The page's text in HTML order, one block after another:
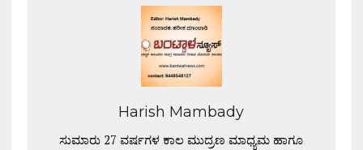
Harish Mambady
ಸುಮಾರು 27 ವರ್ಷಗಳ ಕಾಲ ಮುದ್ರಣ ಮಾಧ್ಯಮ ಹಾಗೂ